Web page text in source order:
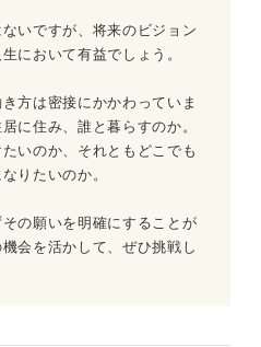
いですが、将来のビジョン
において有益でしょう。
方は密接にかかわっていま
に住み、誰と暮らすのか。
いのか、それともどこでも
りたいのか。
の願いを明確にすることが
会を活かして、ぜひ挑戦し